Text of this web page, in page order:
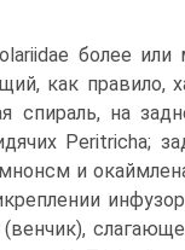
более
как правило,
спираль, на
Peritricha;
и